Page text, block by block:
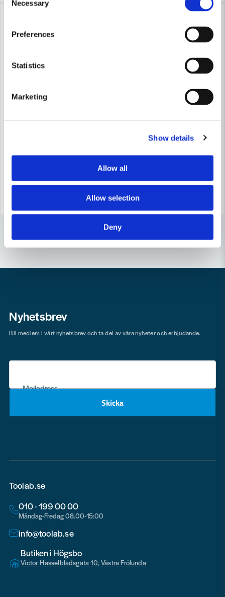
Selection
Necessary
Preferences
Statistics
Marketing
Show details
Allow all
Allow selection
Deny
283 kr 283 kr
Nyhetsbrev
Mejladress
Skicka
Bli medlem i vårt nyhetsbrev och ta del av våra nyheter och erbjudande.
Toolab.se
010 - 199 00 00
Måndag-Fredag 08.00-15:00
info@toolab.se
Butiken i Högsbo
Victor Hasselbladsgata 10, Västra Frölunda